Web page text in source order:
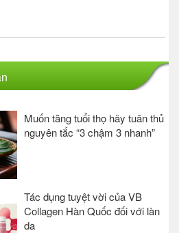
Muốn tăng tuổi thọ hãy tuân thủ
nguyên tắc “3 chậm 3 nhanh”
Tác dụng tuyệt vời của VB
Collagen Hàn Quốc đối với làn
da